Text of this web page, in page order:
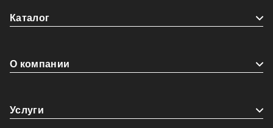
Каталог
О компании
Услуги